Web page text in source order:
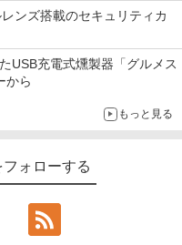
ンズ搭載のセキュリティカ
USB充電式燻製器「グルメス
から
もっと見る
ォローする